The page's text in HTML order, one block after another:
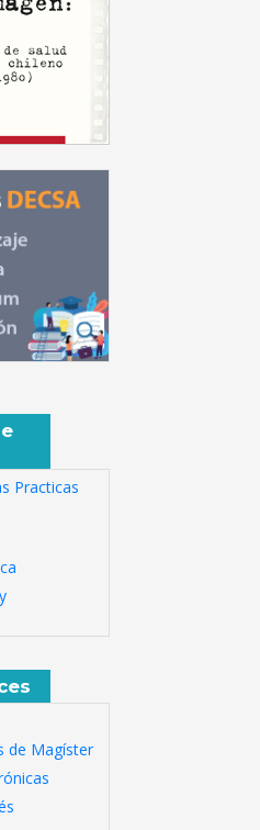
Practicas
de Magíster